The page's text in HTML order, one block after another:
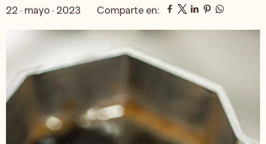
22 · mayo · 2023 Comparte en: